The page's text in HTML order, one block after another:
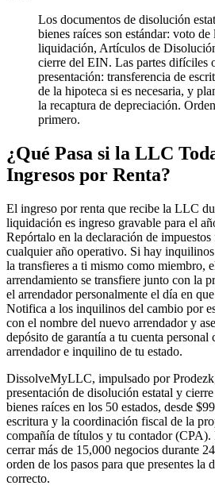
Los documentos de disolución
bienes raíces son estándar: voto de
liquidación, Artículos de
cierre del EIN. Las partes difíciles
presentación: transferencia de
de la hipoteca si es necesaria, y
la recaptura de depreciación.
primero.
¿Qué Pasa si la LLC
Ingresos por Renta?
El ingreso por renta que recibe la LLC
liquidación es ingreso gravable para el
Repórtalo en la declaración de
cualquier año operativo. Si hay
la transfieres a ti mismo como miembro,
arrendamiento se transfiere junto con la
el arrendador personalmente el día en
Notifica a los inquilinos del cambio por
con el nombre del nuevo arrendador y
depósito de garantía a tu cuenta
arrendador e inquilino de tu estado.
DissolveMyLLC, impulsado por
presentación de disolución estatal y
bienes raíces en los 50 estados, desde
escritura y la coordinación fiscal de la
compañía de títulos y tu contador (CPA).
cerrar más de 15,000 negocios durante
orden de los pasos para que presentes la
correcto.